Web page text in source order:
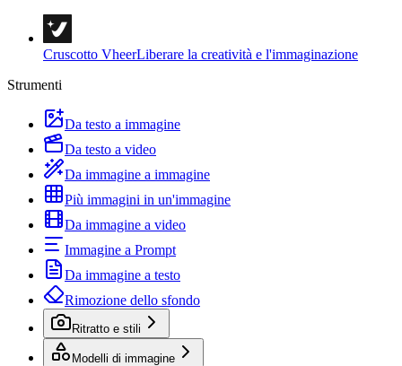
Cruscotto VheerLiberare la creatività e l'immaginazione
Strumenti
Da testo a immagine
Da testo a video
Da immagine a immagine
Più immagini in un'immagine
Da immagine a video
Immagine a Prompt
Da immagine a testo
Rimozione dello sfondo
Ritratto e stili
Modelli di immagine